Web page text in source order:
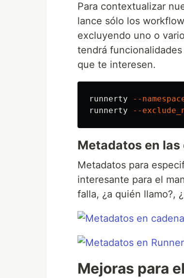
Para contextualizar
lance sólo los
excluyendo uno o
tendrá
que te interesen.
runnerty --
runnerty
--
Metadatos en las
Metadatos para
interesante para el
falla, ¿a quién llamo?,
Mejoras para